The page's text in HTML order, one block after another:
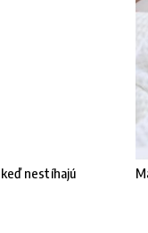
nestíhajú